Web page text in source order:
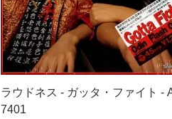
ラウドネス - ガッタ・ファイト -
7401